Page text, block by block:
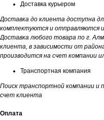
Доставка курьером
Доставка до клиента доступна
комплектуются и отправляются
Доставка любого товара по г.
клиента, в зависимости от
производится на счет компании
Транспортная компания
Поиск транспортной компании и
счет клиента
Оплата